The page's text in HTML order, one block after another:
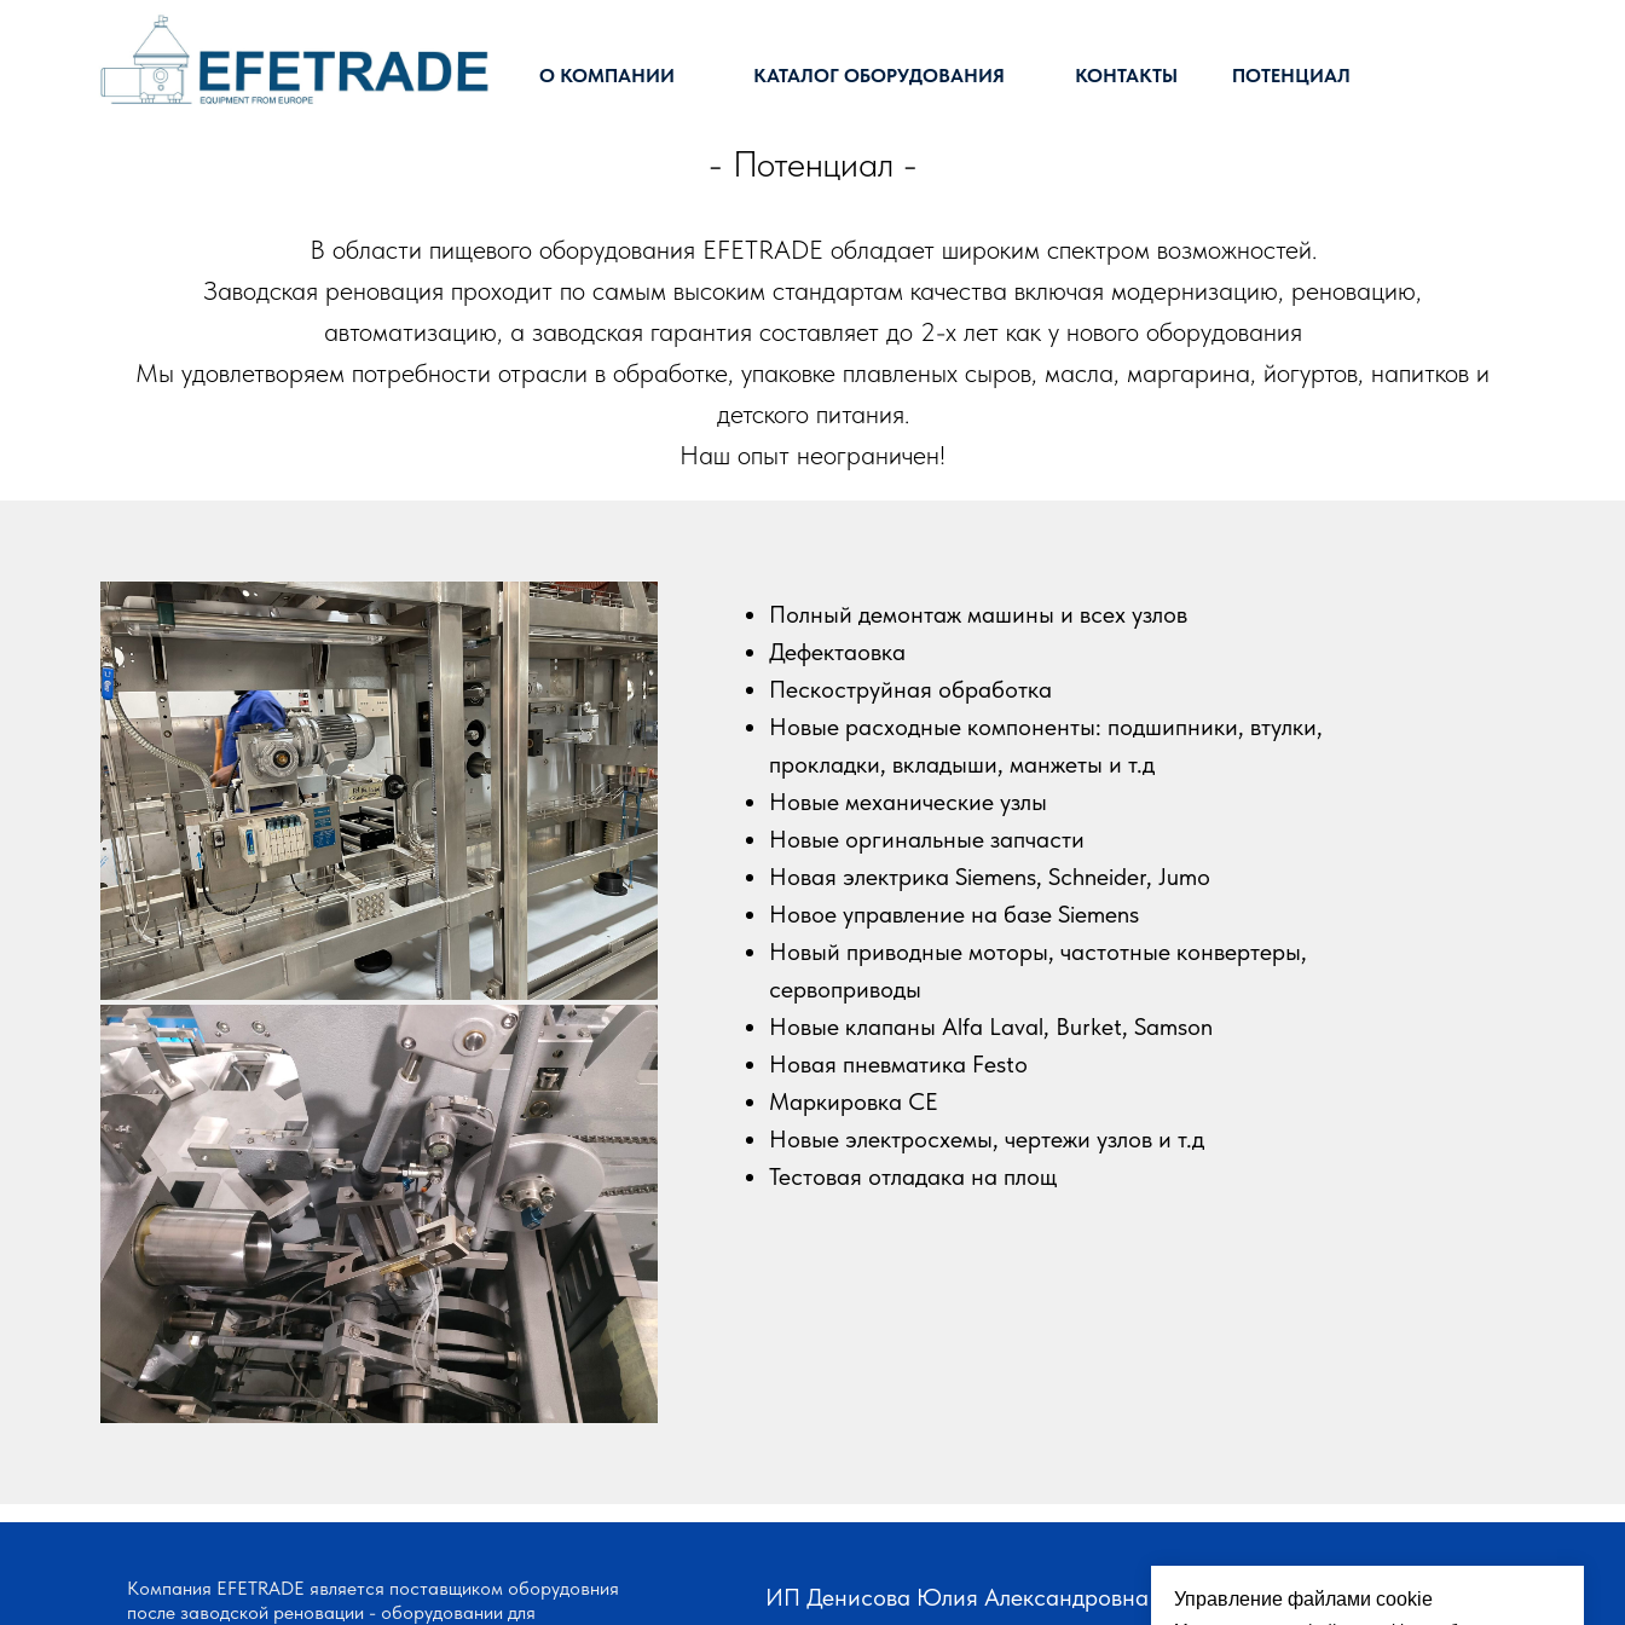
О КОМПАНИИ КОНТАКТЫ
КАТАЛОГ ОБОРУДОВАНИЯ ПОТЕНЦИАЛ
- Потенциал -
В области пищевого оборудования EFETRADE обладает широким спектром возможностей.
Заводская реновация проходит по самым высоким стандартам качества включая модернизацию, реновацию,
автоматизацию, а заводская гарантия составляет до 2-х лет как у нового оборудования
Мы удовлетворяем потребности отрасли в обработке, упаковке плавленых сыров, масла, маргарина, йогуртов, напитков и
детского питания.
Наш опыт неограничен!
Полный демонтаж машины и всех узлов
Дефектаовка
Пескоструйная обработка
Новые расходные компоненты: подшипники, втулки,
прокладки, вкладыши, манжеты и т.д
Новые механические узлы
Новые оргинальные запчасти
Новая электрика Siemens, Schneider, Jumo
Новое управление на базе Siemens
Новый приводные моторы, частотные конвертеры,
сервоприводы
Новые клапаны Alfa Laval, Burket, Samson
Новая пневматика Festo
Маркировка CE
Новые электросхемы, чертежи узлов и т.д
Тестовая отладака на площ
ИП Денисова Юлия Александровна
Компания EFETRADE является поставщиком оборудовния
после заводской реновации - оборудовании для
Управление файлами cookie